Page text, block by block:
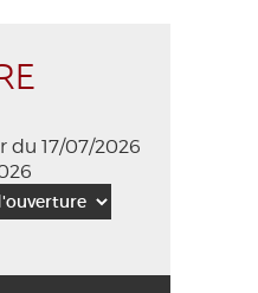
du 17/07/2026